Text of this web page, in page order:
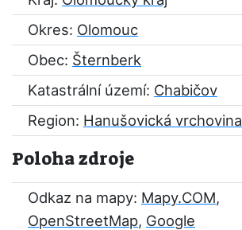
Okres: Olomouc
Obec: Šternberk
Katastrální území: Chabičov
Region: Hanušovická vrchovina
Poloha zdroje
Odkaz na mapy: Mapy.COM,
OpenStreetMap, Google